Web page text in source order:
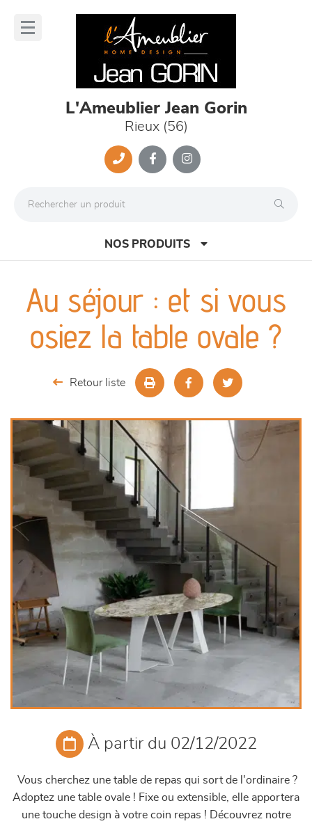
L'Ameublier Jean Gorin
Rieux (56)
NOS PRODUITS
canapés et fauteuils
séjours
meubles de complément
chambres et dressing
literie
décoration
Au séjour : et si vous
osiez la table ovale ?
Retour liste
À partir du 02/12/2022
Vous cherchez une table de repas qui sort de l'ordinaire ?
Adoptez une table ovale ! Fixe ou extensible, elle apportera
une touche design à votre coin repas ! Découvrez notre